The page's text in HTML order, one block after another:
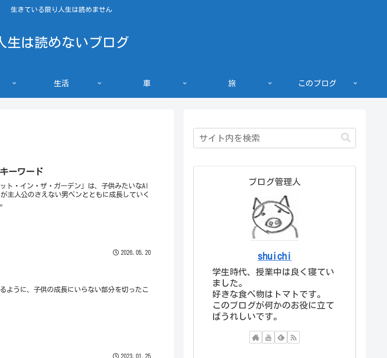
生きている限り人生は読めません
生は読めないブログ
生活 車 旅 このブログ
ーワード
ト・イン・ザ・ガーデン」は、子供みたいなAI
主人公のさえない男ベンとともに成長していく
2026.05.20
ように、子供の成長にいらない部分を切ったこ
2023.01.25
ブログ管理人
shuichi
学生時代、授業中は良く寝てい
ました。
好きな食べ物はトマトです。
このブログが何かのお役に立て
ばうれしいです。